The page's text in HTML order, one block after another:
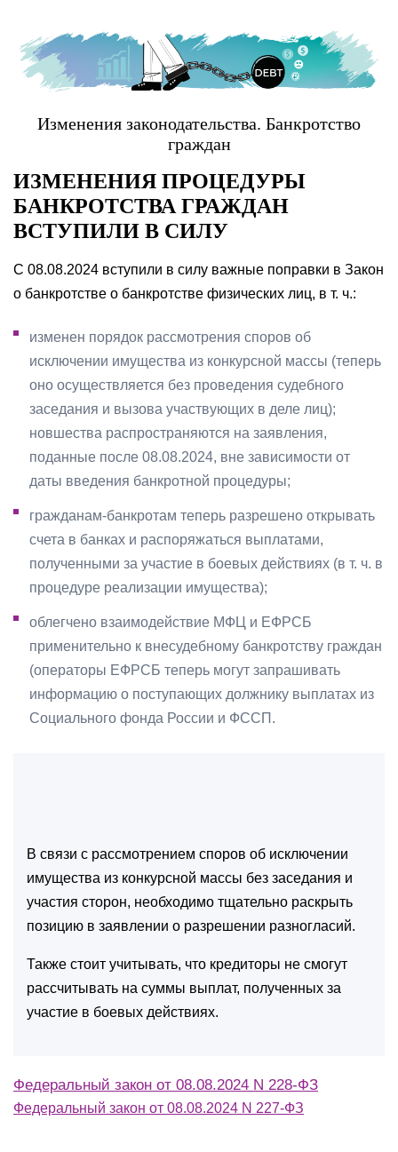
Изменения законодательства. Банкротство
граждан
ИЗМЕНЕНИЯ ПРОЦЕДУРЫ
БАНКРОТСТВА ГРАЖДАН
ВСТУПИЛИ В СИЛУ
С 08.08.2024 вступили в силу важные поправки в Закон
о банкротстве о банкротстве физических лиц, в т. ч.:
изменен порядок рассмотрения споров об
исключении имущества из конкурсной массы (теперь
оно осуществляется без проведения судебного
заседания и вызова участвующих в деле лиц);
новшества распространяются на заявления,
поданные после 08.08.2024, вне зависимости от
даты введения банкротной процедуры;
гражданам-банкротам теперь разрешено открывать
счета в банках и распоряжаться выплатами,
полученными за участие в боевых действиях (в т. ч. в
процедуре реализации имущества);
облегчено взаимодействие МФЦ и ЕФРСБ
применительно к внесудебному банкротству граждан
(операторы ЕФРСБ теперь могут запрашивать
информацию о поступающих должнику выплатах из
Социального фонда России и ФССП.
В связи с рассмотрением споров об исключении
имущества из конкурсной массы без заседания и
участия сторон, необходимо тщательно раскрыть
позицию в заявлении о разрешении разногласий.
Также стоит учитывать, что кредиторы не смогут
рассчитывать на суммы выплат, полученных за
участие в боевых действиях.
Федеральный закон от 08.08.2024 N 228-ФЗ
Федеральный закон от 08.08.2024 N 227-ФЗ